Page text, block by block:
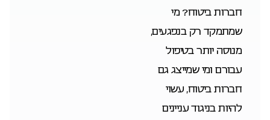
חברות ביטוח? מי
שמתמקד רק בנפגעים,
מנוסה יותר בטיפול
עבורם ומי שמייצג גם
חברות ביטוח, עשוי
להיות בניגוד עניינים